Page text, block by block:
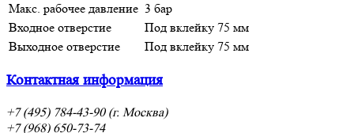
Макс. рабочее давление 3 бар
Входное отверстие
Под вклейку 75 мм
Выходное отверстие
Под вклейку 75 мм
Контактная информация
+7 (495) 784-43-90 (г. Москва)
+7 (968) 650-73-74